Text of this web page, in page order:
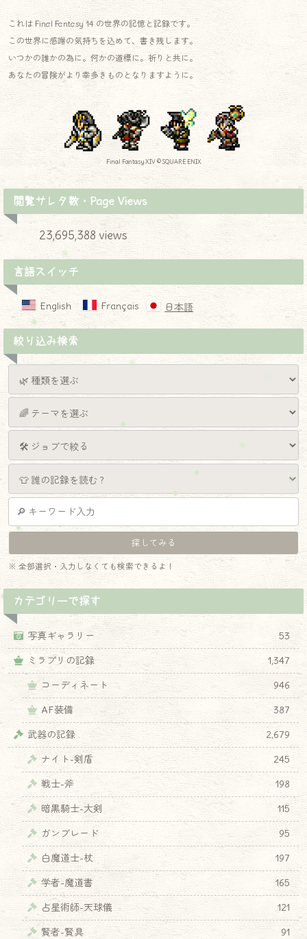
これは Final Fantasy 14 の世界の記憶と記録です。
この世界に感謝の気持ちを込めて、書き残します。
いつかの誰かの為に。何かの道標に。祈りと共に。
あなたの冒険がより幸多きものとなりますように。
Final Fantasy XIV © SQUARE ENIX
閲覧サレタ数・Page Views
23,695,388 views
言語スイッチ
English Français 日本語
絞り込み検索
※ 全部選択・入力しなくても検索できるよ！
カテゴリーで探す
写真ギャラリー
53
ミラプリの記録
1,347
コーディネート
946
AF装備
387
武器の記録
2,679
ナイト-剣盾
245
戦士-斧
198
暗黒騎士-大剣
115
ガンブレード
95
白魔道士-杖
197
学者-魔道書
165
占星術師-天球儀
121
賢者-賢具
91